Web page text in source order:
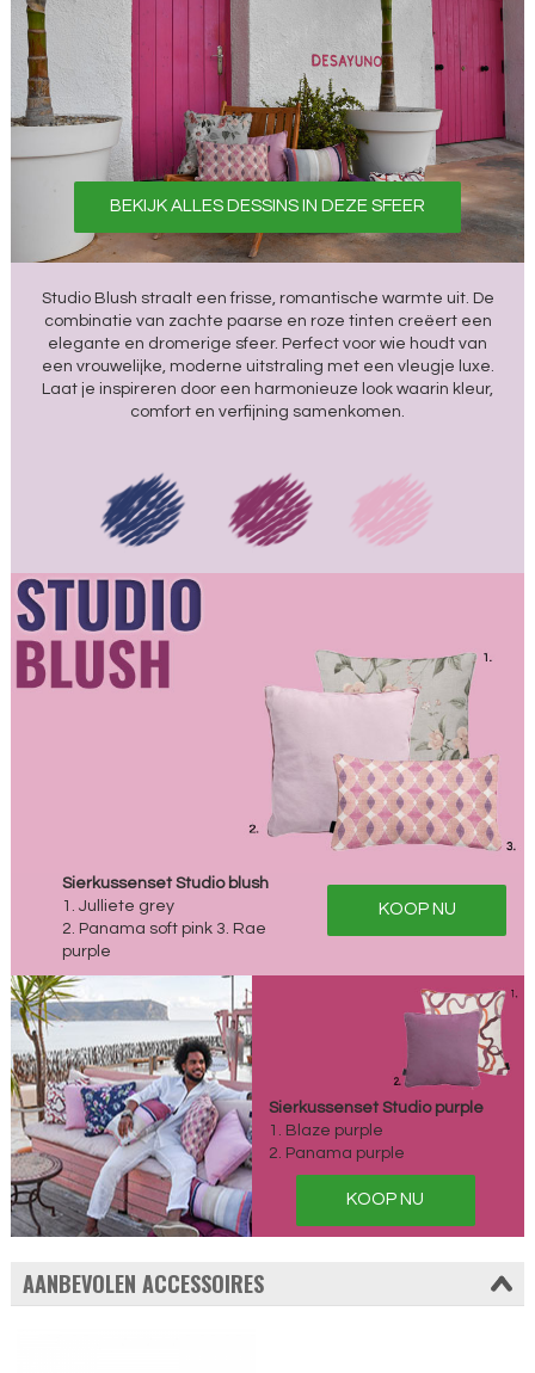
BEKIJK ALLES DESSINS IN DEZE SFEER
Studio Blush straalt een frisse, romantische warmte uit. De
combinatie van zachte paarse en roze tinten creëert een
elegante en dromerige sfeer. Perfect voor wie houdt van
een vrouwelijke, moderne uitstraling met een vleugje luxe.
Laat je inspireren door een harmonieuze look waarin kleur,
comfort en verfijning samenkomen.
Sierkussenset Studio blush
1. Julliete grey
2. Panama soft pink 3. Rae
purple
KOOP NU
Sierkussenset Studio purple
1. Blaze purple
2. Panama purple
KOOP NU
AANBEVOLEN ACCESSOIRES